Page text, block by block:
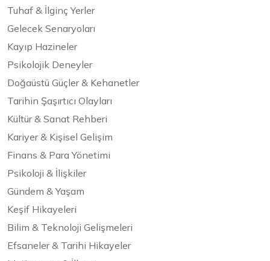
Tuhaf & İlginç Yerler
Gelecek Senaryoları
Kayıp Hazineler
Psikolojik Deneyler
Doğaüstü Güçler & Kehanetler
Tarihin Şaşırtıcı Olayları
Kültür & Sanat Rehberi
Kariyer & Kişisel Gelişim
Finans & Para Yönetimi
Psikoloji & İlişkiler
Gündem & Yaşam
Keşif Hikayeleri
Bilim & Teknoloji Gelişmeleri
Efsaneler & Tarihi Hikayeler